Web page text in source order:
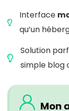
Interface
qu’un
Solution
simple blog
Mon